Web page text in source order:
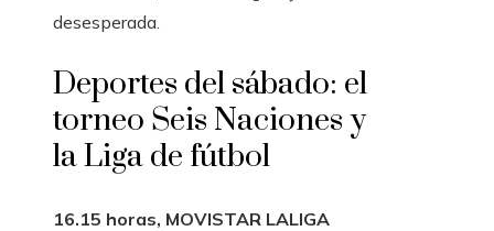
desesperada.
Deportes del sábado: el
torneo Seis Naciones y
la Liga de fútbol
16.15 horas, MOVISTAR LALIGA